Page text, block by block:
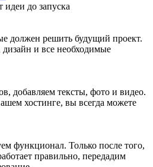
идеи до запуска
должен решить будущий проект.
и все необходимые
добавляем тексты, фото и видео.
хостинге, вы всегда можете
функционал. Только после того,
правильно, передадим